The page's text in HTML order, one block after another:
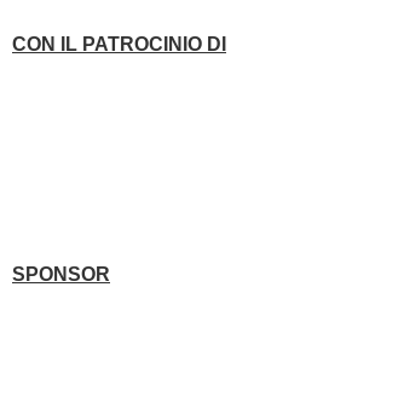
CON IL PATROCINIO DI
SPONSOR